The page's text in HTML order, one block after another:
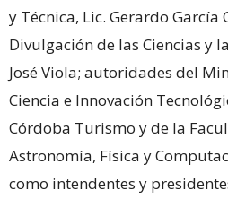
y Técnica, Lic. Gerardo
Divulgación de las Ciencias y
José Viola; autoridades del
Ciencia e Innovación
Córdoba Turismo y de la
Astronomía, Física y
como intendentes y